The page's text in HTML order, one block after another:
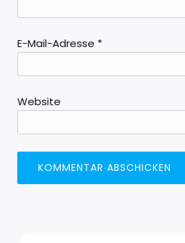
E-Mail-Adresse *
Website